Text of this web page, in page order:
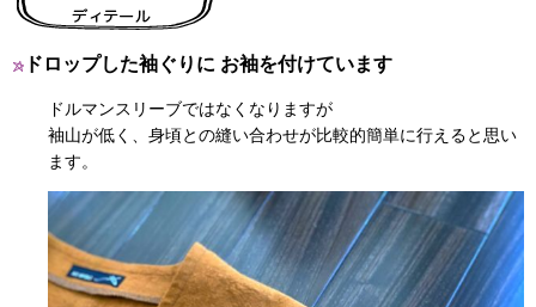
ドロップした袖ぐりに お袖を付けています
ドルマンスリーブではなくなりますが
袖山が低く、身頃との縫い合わせが比較的簡単に行えると思い
ます。